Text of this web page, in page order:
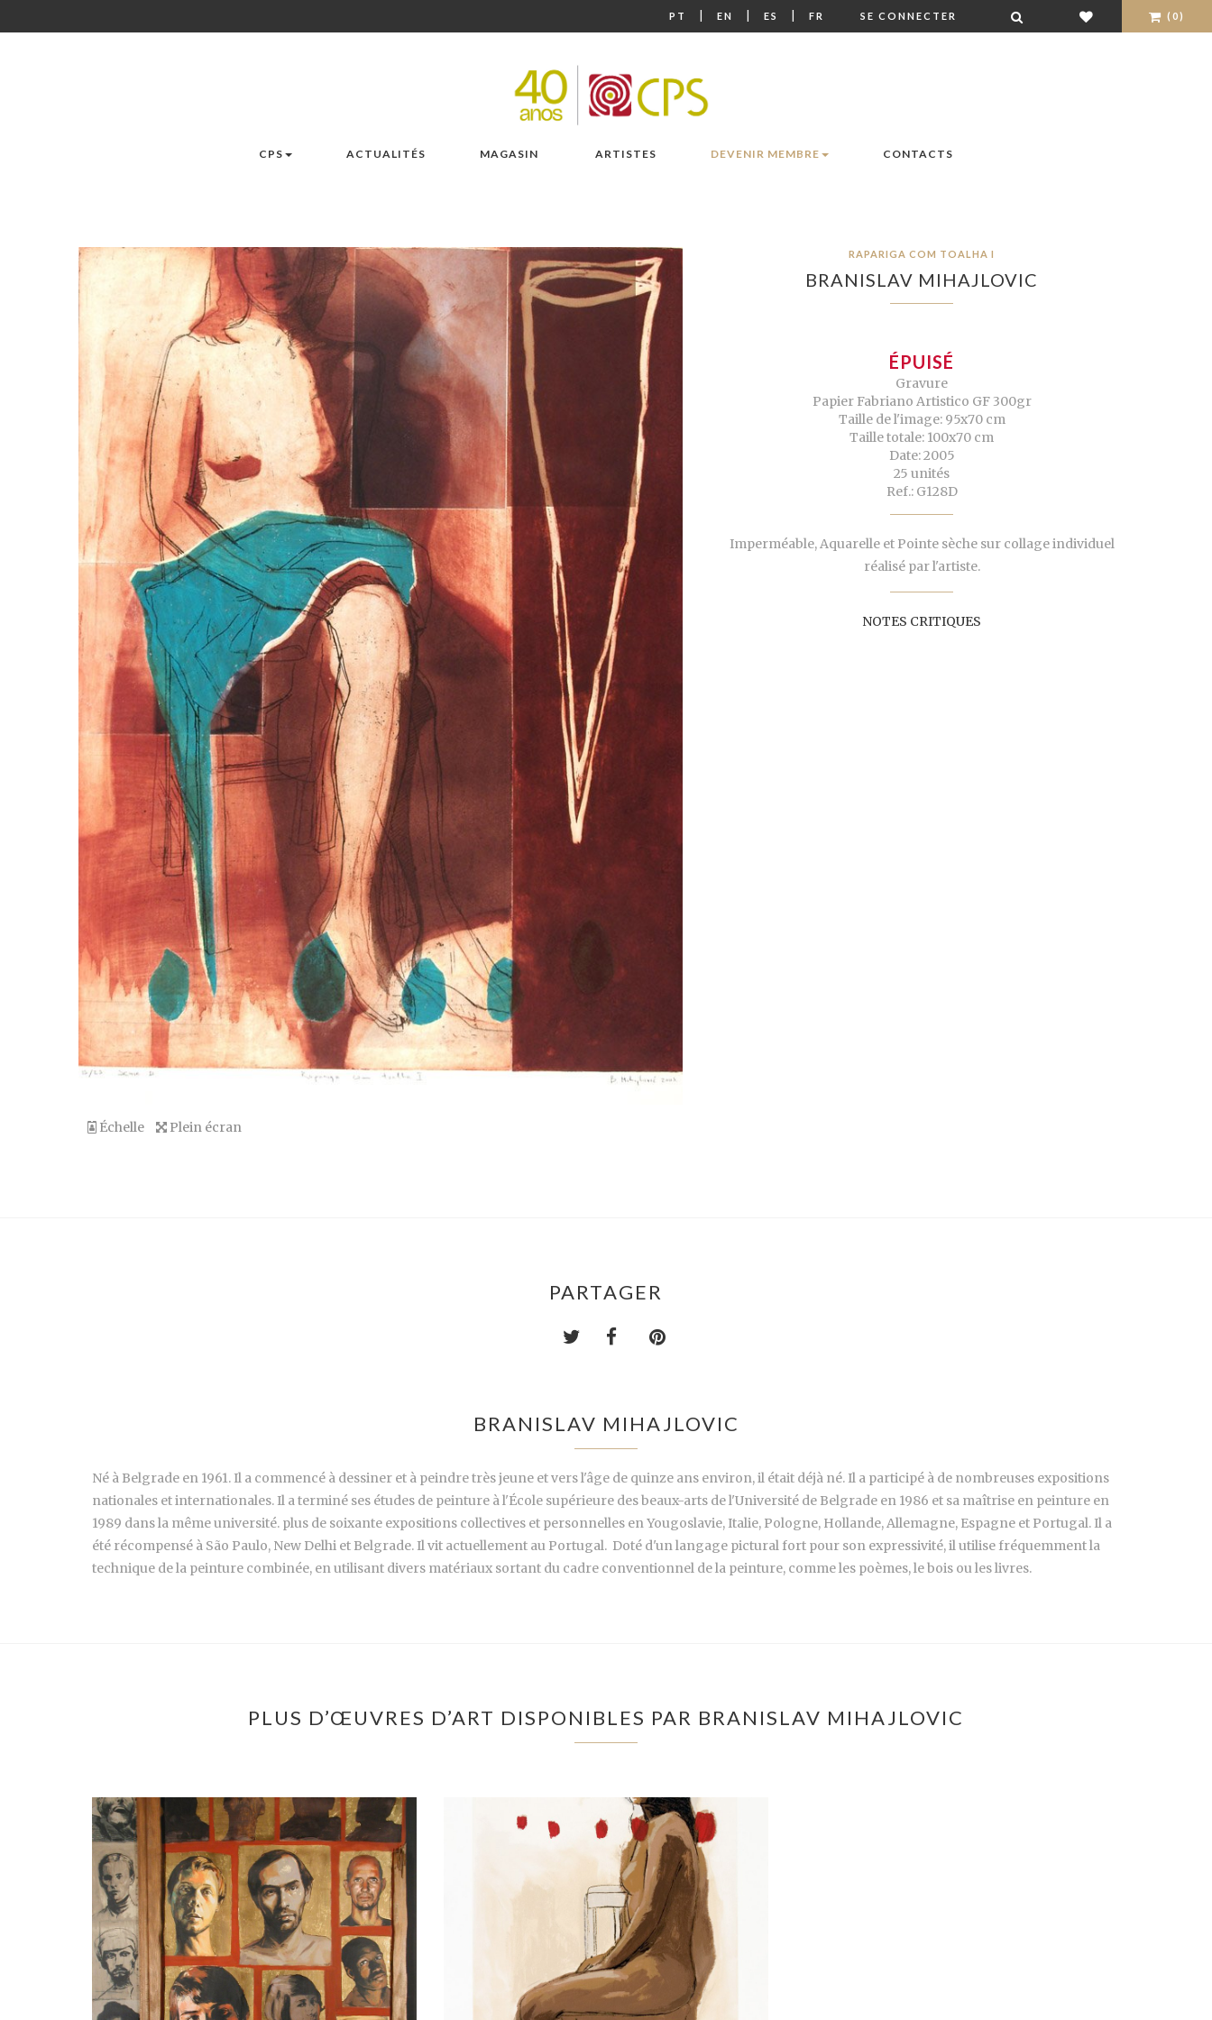
PT | EN | ES | FR SE CONNECTER (0)
CPS ACTUALITÉS MAGASIN ARTISTES DEVENIR MEMBRE CONTACTS
Échelle Plein écran
RAPARIGA COM TOALHA I
BRANISLAV MIHAJLOVIC
ÉPUISÉ
Gravure
Papier Fabriano Artistico GF 300gr
Taille de l'image: 95x70 cm
Taille totale: 100x70 cm
Date: 2005
25 unités
Ref.: G128D
Imperméable, Aquarelle et Pointe sèche sur collage individuel
réalisé par l'artiste.
NOTES CRITIQUES
PARTAGER
BRANISLAV MIHAJLOVIC
Né à Belgrade en 1961. Il a commencé à dessiner et à peindre très jeune et vers l'âge de quinze ans environ, il était déjà né. Il a participé à de nombreuses expositions
nationales et internationales. Il a terminé ses études de peinture à l'École supérieure des beaux-arts de l'Université de Belgrade en 1986 et sa maîtrise en peinture en
1989 dans la même université. plus de soixante expositions collectives et personnelles en Yougoslavie, Italie, Pologne, Hollande, Allemagne, Espagne et Portugal. Il a
été récompensé à São Paulo, New Delhi et Belgrade. Il vit actuellement au Portugal. Doté d'un langage pictural fort pour son expressivité, il utilise fréquemment la
technique de la peinture combinée, en utilisant divers matériaux sortant du cadre conventionnel de la peinture, comme les poèmes, le bois ou les livres.
PLUS D’ŒUVRES D’ART DISPONIBLES PAR BRANISLAV MIHAJLOVIC